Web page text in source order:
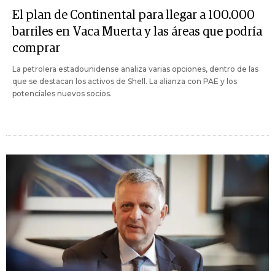
El plan de Continental para llegar a 100.000
barriles en Vaca Muerta y las áreas que podría
comprar
La petrolera estadounidense analiza varias opciones, dentro de las
que se destacan los activos de Shell. La alianza con PAE y los
potenciales nuevos socios.